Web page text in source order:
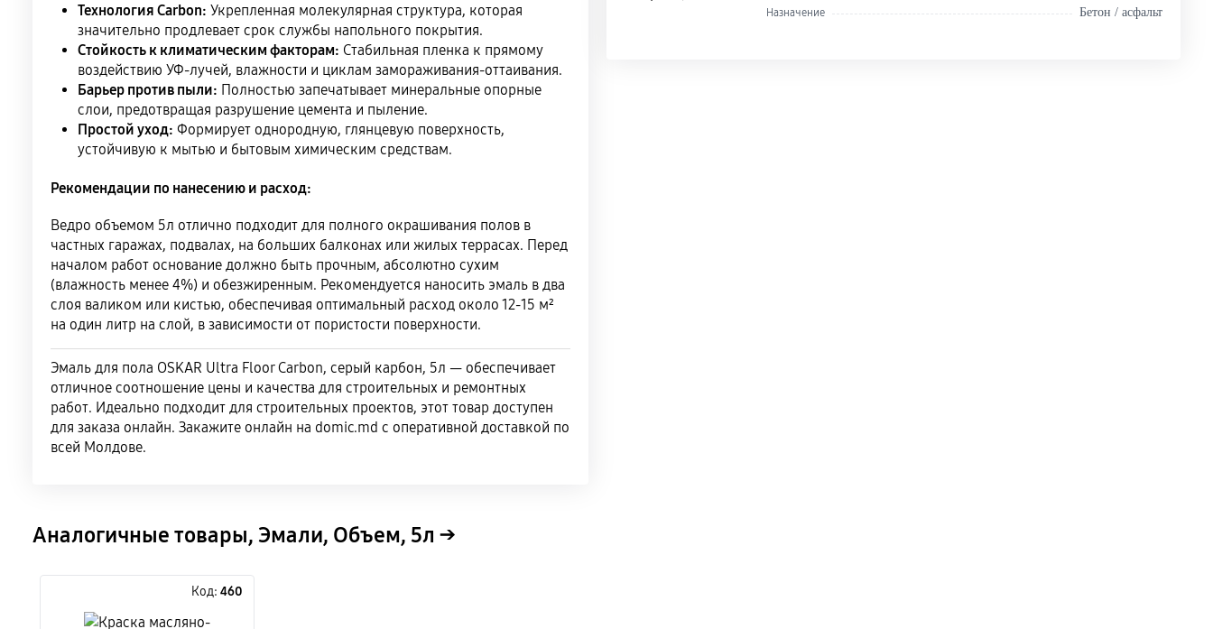
Технология Carbon: Укрепленная молекулярная структура, которая
значительно продлевает срок службы напольного покрытия.
Стойкость к климатическим факторам: Стабильная пленка к прямому
воздействию УФ-лучей, влажности и циклам замораживания-оттаивания.
Барьер против пыли: Полностью запечатывает минеральные опорные
слои, предотвращая разрушение цемента и пыление.
Простой уход: Формирует однородную, глянцевую поверхность,
устойчивую к мытью и бытовым химическим средствам.
Рекомендации по нанесению и расход:
Ведро объемом 5л отлично подходит для полного окрашивания полов в
частных гаражах, подвалах, на больших балконах или жилых террасах. Перед
началом работ основание должно быть прочным, абсолютно сухим
(влажность менее 4%) и обезжиренным. Рекомендуется наносить эмаль в два
слоя валиком или кистью, обеспечивая оптимальный расход около 12-15 м²
на один литр на слой, в зависимости от пористости поверхности.
Эмаль для пола OSKAR Ultra Floor Carbon, серый карбон, 5л — обеспечивает
отличное соотношение цены и качества для строительных и ремонтных
работ. Идеально подходит для строительных проектов, этот товар доступен
для заказа онлайн. Закажите онлайн на domic.md с оперативной доставкой по
всей Молдове.
Назначение Бетон / асфальт
Аналогичные товары, Эмали, Объем, 5л →
Код:460